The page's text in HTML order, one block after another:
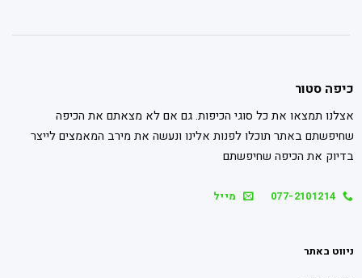
כיפה סטור
אצלנו תמצאו את כל סוגי הכיפות. גם אם לא מצאתם את הכיפה
שחיפשתם באתר תוכלו לפנות אלינו ונעשה את מירב המאמצים לייצר
בדיוק את הכיפה שחיפשתם
077-2101214 מייל
ניווט באתר